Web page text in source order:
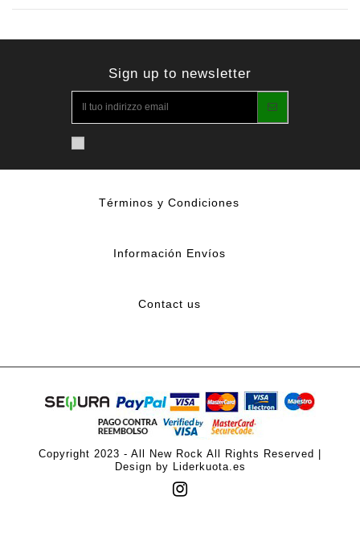
Sign up to newsletter
Términos y Condiciones
Información Envíos
Contact us
Copyright 2023 - All New Rock All Rights Reserved |
Design by Liderkuota.es